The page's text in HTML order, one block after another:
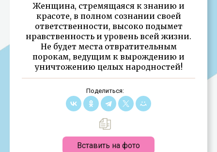
Женщина, стремящаяся к знанию и
красоте, в полном сознании своей
ответственности, высоко подымет
нравственность и уровень всей жизни.
Не будет места отвратительным
порокам, ведущим к вырождению и
уничтожению целых народностей!
Поделиться:
Вставить на фото